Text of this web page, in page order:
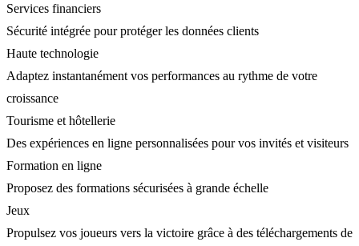
Services financiers
Sécurité intégrée pour protéger les données clients
Haute technologie
Adaptez instantanément vos performances au rythme de votre
croissance
Tourisme et hôtellerie
Des expériences en ligne personnalisées pour vos invités et visiteurs
Formation en ligne
Proposez des formations sécurisées à grande échelle
Jeux
Propulsez vos joueurs vers la victoire grâce à des téléchargements de